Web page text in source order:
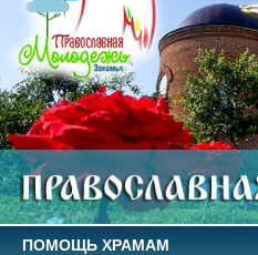
ПОМОЩЬ ХРАМАМ